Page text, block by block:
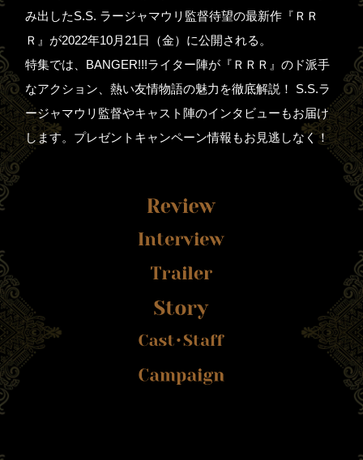
み出したS.S. ラージャマウリ監督待望の最新作『ＲＲ
Ｒ』が2022年10月21日（金）に公開される。
特集では、BANGER!!!ライター陣が『ＲＲＲ』のド派手
なアクション、熱い友情物語の魅力を徹底解説！ S.S.ラ
ージャマウリ監督やキャスト陣のインタビューもお届け
します。プレゼントキャンペーン情報もお見逃しなく！